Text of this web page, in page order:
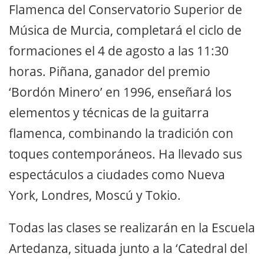
Flamenca del Conservatorio Superior de
Música de Murcia, completará el ciclo de
formaciones el 4 de agosto a las 11:30
horas. Piñana, ganador del premio
‘Bordón Minero’ en 1996, enseñará los
elementos y técnicas de la guitarra
flamenca, combinando la tradición con
toques contemporáneos. Ha llevado sus
espectáculos a ciudades como Nueva
York, Londres, Moscú y Tokio.
Todas las clases se realizarán en la Escuela
Artedanza, situada junto a la ‘Catedral del